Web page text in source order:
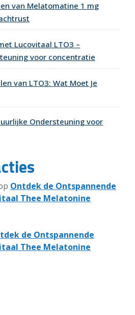
van Melatomatine 1 mg
Lucovitaal LTO3 –
voor concentratie
van LTO3: Wat Moet Je
Ondersteuning voor
Ontdek de Ontspannende
Thee Melatonine
de Ontspannende
Thee Melatonine